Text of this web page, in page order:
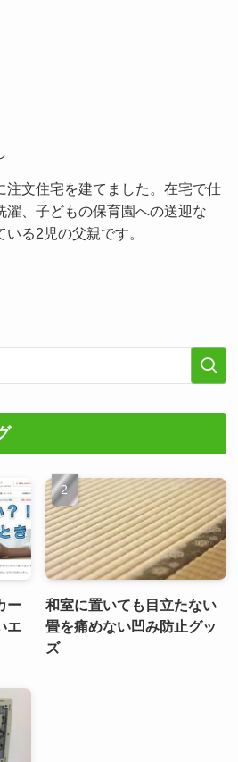
注文住宅を建てました。在宅で仕
濯、子どもの保育園への送迎な
る2児の父親です。
ー
エ
和室に置いても目立たない
畳を痛めない凹み防止グッ
ズ